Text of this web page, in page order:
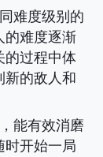
难度级别的
的难度逐渐
的过程中体
新的敌人和
能有效消磨
时开始一局